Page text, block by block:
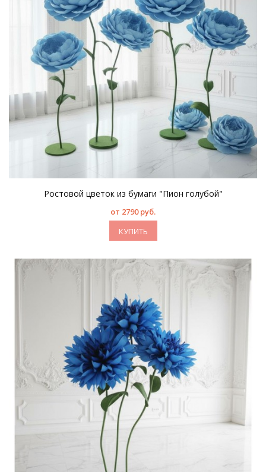
Ростовой цветок из бумаги "Пион голубой"
от 2790 руб.
КУПИТЬ